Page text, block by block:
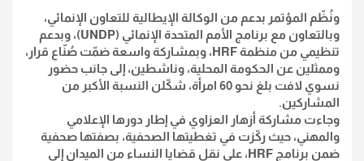
ونُظّم المؤتمر بدعم من الوكالة الإيطالية للتعاون الإنمائي،
وبالتعاون مع برنامج الأمم المتحدة الإنمائي (UNDP)، وبدعم
تنظيمي من منظمة HRF، وبمشاركة واسعة ضمّت صُنّاع قرار،
وممثلين عن الحكومة المحلية، وناشطين، إلى جانب حضور
نسوي لافت بلغ نحو 60 امرأة، شكّلن النسبة الأكبر من
المشاركين.
وجاءت مشاركة أزهار العزاوي في إطار دورها الإعلامي
والمهني، حيث ركّزت في تغطيتها الصحفية، بصفتها صحفية
ضمن برنامج HRF، على نقل قضايا النساء من الميدان إلى